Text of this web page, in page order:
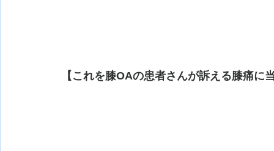
【これを膝OAの患者さんが訴える膝痛に